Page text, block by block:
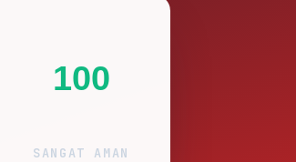
100
SANGAT AMAN